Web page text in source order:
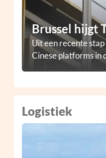
Brussel hijgt
Uit een recente
Cinese platforms in
Logistiek